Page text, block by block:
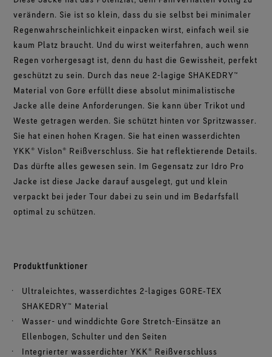
verändern. Sie ist so klein, dass du sie selbst bei minimaler
Regenwahrscheinlichkeit einpacken wirst, einfach weil sie
kaum Platz braucht. Und du wirst weiterfahren, auch wenn
Regen vorhergesagt ist, denn du hast die Gewissheit, perfekt
geschützt zu sein. Durch das neue 2-lagige SHAKEDRY™
Material von Gore erfüllt diese absolut minimalistische
Jacke alle deine Anforderungen. Sie kann über Trikot und
Weste getragen werden. Sie schützt hinten vor Spritzwasser.
Sie hat einen hohen Kragen. Sie hat einen wasserdichten
YKK® Vislon® Reißverschluss. Sie hat reflektierende Details.
Das dürfte alles gewesen sein. Im Gegensatz zur Idro Pro
Jacke ist diese Jacke darauf ausgelegt, gut und klein
verpackt bei jeder Tour dabei zu sein und im Bedarfsfall
optimal zu schützen.
Produktfunktioner
Ultraleichtes, wasserdichtes 2-lagiges GORE‑TEX
SHAKEDRY™ Material
Wasser- und winddichte Gore Stretch-Einsätze an
Ellenbogen, Schulter und den Seiten
Integrierter wasserdichter YKK® Reißverschluss